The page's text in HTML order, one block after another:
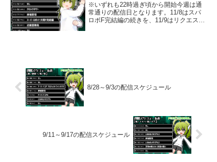
※いずれも22時過ぎ頃から開始今週は通
常通りの配信日となります。11/8はスパ
ロボF完結編の続きを、11/9はリクエスト
8/28～9/3の配信スケジュール
9/11～9/17の配信スケジュール